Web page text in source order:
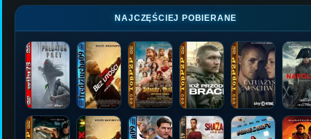
NAJCZĘŚCIEJ POBIERANE